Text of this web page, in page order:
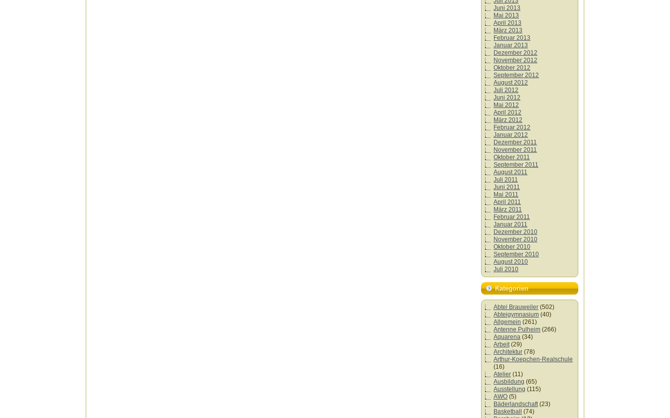
Juni 2013
Mai 2013
April 2013
März 2013
Februar 2013
Januar 2013
Dezember 2012
November 2012
Oktober 2012
September 2012
August 2012
Juli 2012
Juni 2012
Mai 2012
April 2012
März 2012
Februar 2012
Januar 2012
Dezember 2011
November 2011
Oktober 2011
September 2011
August 2011
Juli 2011
Juni 2011
Mai 2011
April 2011
März 2011
Februar 2011
Januar 2011
Dezember 2010
November 2010
Oktober 2010
September 2010
August 2010
Juli 2010
Kategorien
Abtei Brauweiler (502)
Abteigymnasium (40)
Allgemein (261)
Antenne Pulheim (266)
Aquarena (34)
Arbeit(29)
Architektur (78)
Arthur-Koepchen-Realschule
(16)
Atelier (11)
Ausbildung (65)
Ausstellung (115)
AWO (5)
Bäderlandschaft(23)
Basketball
(74)